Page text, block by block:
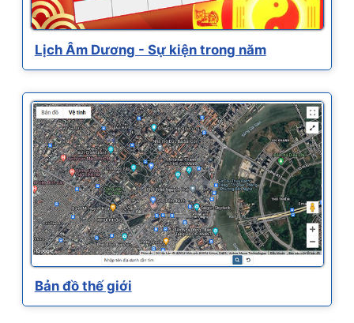
Lịch Âm Dương - Sự kiện trong năm
Bản đồ thế giới